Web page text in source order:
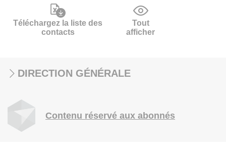
Téléchargez la liste des
contacts
Tout
afficher
DIRECTION GÉNÉRALE
Contenu réservé aux abonnés